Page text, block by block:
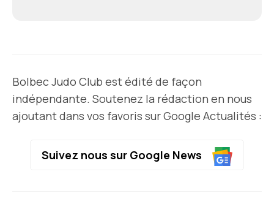
Bolbec Judo Club est édité de façon
indépendante. Soutenez la rédaction en nous
ajoutant dans vos favoris sur Google Actualités :
Suivez nous sur Google News